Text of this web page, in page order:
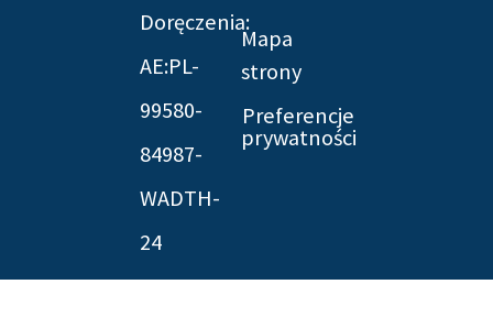
Doręczenia:
AE:PL-
99580-
84987-
WADTH-
24
Mapa
strony
Preferencje
prywatności